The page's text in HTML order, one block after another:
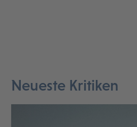
Neueste Kritiken